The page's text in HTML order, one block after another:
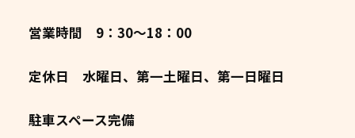
営業時間 9：30～18：00
定休日 水曜日、第一土曜日、第一日曜日
駐車スペース完備